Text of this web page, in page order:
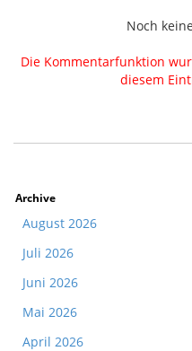
Noch
Die Kommentarfunktion
diesem
Archive
August 2026
Juli 2026
Juni 2026
Mai 2026
April 2026